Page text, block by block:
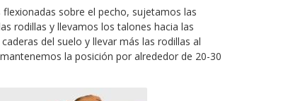
sobre el pecho, sujetamos las
rodillas y llevamos los talones hacia las
del suelo y llevar más las rodillas al
la posición por alrededor de 20-30